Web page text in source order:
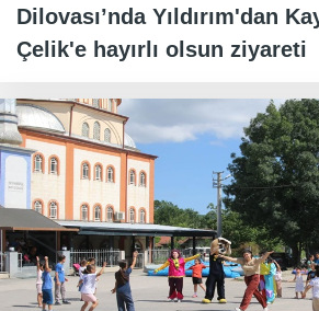
Dilovası’nda Yıldırım'dan
Çelik'e hayırlı olsun ziyareti